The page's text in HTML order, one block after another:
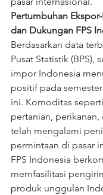
Pertumbuhan
dan Dukungan FPS
Berdasarkan data
Pusat Statistik (BPS),
impor Indonesia
positif pada
ini. Komoditas
pertanian,
telah mengalami
permintaan di pasar
FPS Indonesia
memfasilitasi
produk unggulan